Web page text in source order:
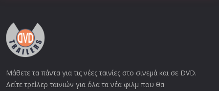
Μάθετε τα πάντα για τις νέες ταινίες στο σινεμά και σε DVD.
Δείτε τρείλερ ταινιών για όλα τα νέα φιλμ που θα